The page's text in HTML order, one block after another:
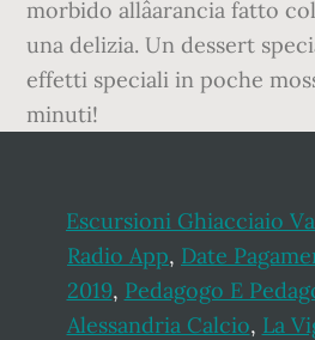
morbido allâarancia fatto
una delizia. Un dessert
effetti speciali in poche
minuti!
Escursioni Ghiacciaio
Radio App, Date
2019, Pedagogo E
Alessandria Calcio, La